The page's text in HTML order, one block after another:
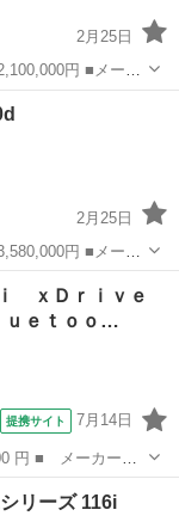
2月25日
2,000cc ■年式：
2月25日
式：H30年 ■走行距
ｉ ｘＤｒｉｖｅ
ｅｔｏｏ…
提携サイト 7月14日
ド名： ３２０
ｏｏｔｈオーデ
リーズ 116i